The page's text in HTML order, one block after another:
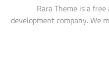
Rara Theme is a
development company. We